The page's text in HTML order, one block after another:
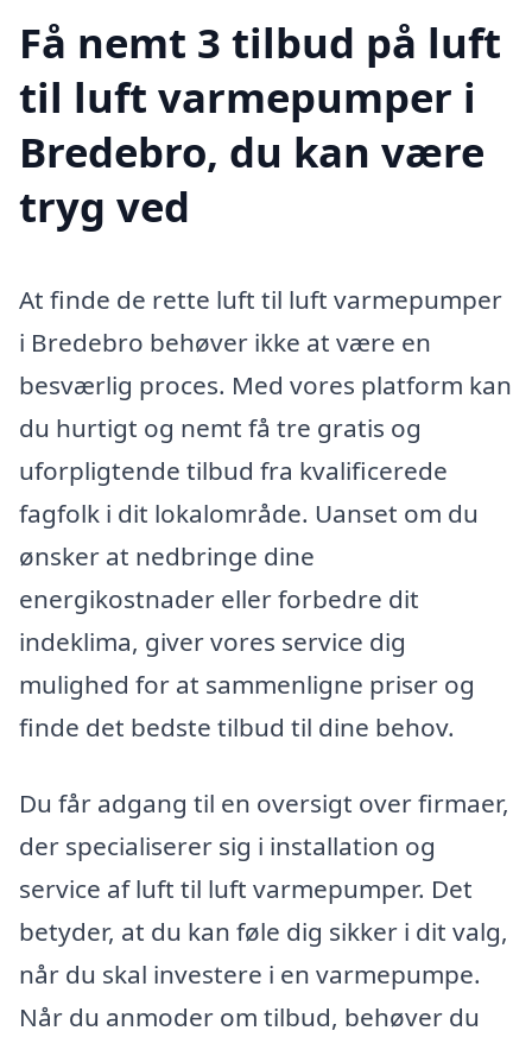
Få nemt 3 tilbud på luft
til luft varmepumper i
Bredebro, du kan være
tryg ved
At finde de rette luft til luft varmepumper
i Bredebro behøver ikke at være en
besværlig proces. Med vores platform kan
du hurtigt og nemt få tre gratis og
uforpligtende tilbud fra kvalificerede
fagfolk i dit lokalområde. Uanset om du
ønsker at nedbringe dine
energikostnader eller forbedre dit
indeklima, giver vores service dig
mulighed for at sammenligne priser og
finde det bedste tilbud til dine behov.
Du får adgang til en oversigt over firmaer,
der specialiserer sig i installation og
service af luft til luft varmepumper. Det
betyder, at du kan føle dig sikker i dit valg,
når du skal investere i en varmepumpe.
Når du anmoder om tilbud, behøver du